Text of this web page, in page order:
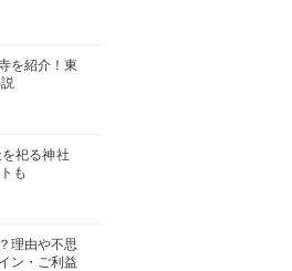
を紹介！東
祀る神社
も
理由や不思
ン・ご利益